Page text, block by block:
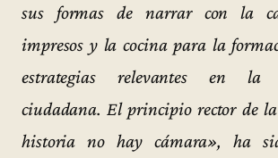
sus formas de narrar con la
impresos y la cocina para la
estrategias relevantes en la
ciudadana. El principio rector de
historia no hay cámara», ha